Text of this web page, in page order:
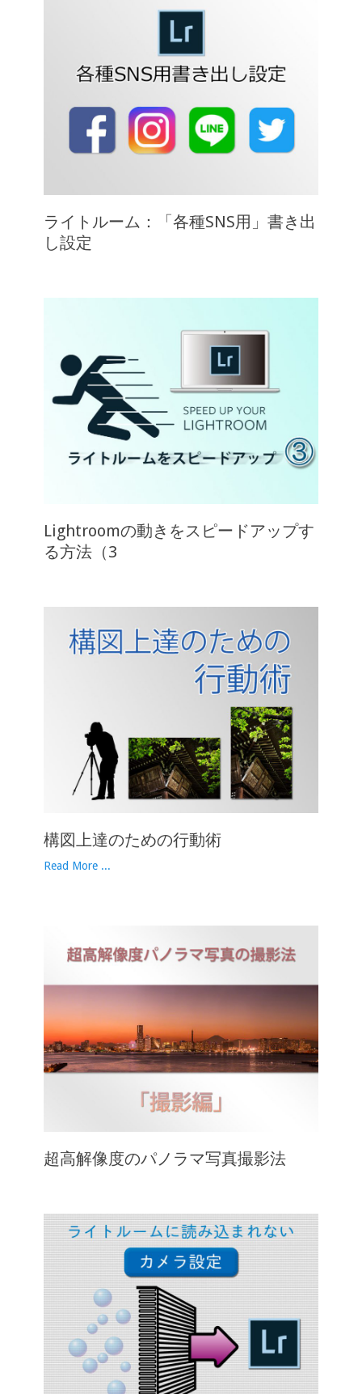
ライトルーム：「各種SNS用」書き出
し設定
Lightroomの動きをスピードアップす
る方法（3
構図上達のための行動術
Read More ...
超高解像度のパノラマ写真撮影法